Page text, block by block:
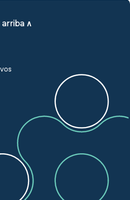
arriba ∧